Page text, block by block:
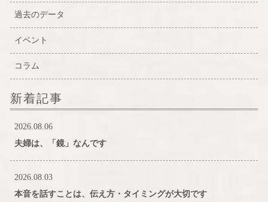
過去のデータ
イベント
コラム
新着記事
2026.08.06
夫婦は、「鏡」なんです
2026.08.03
本音を話すことは、伝え方・タイミングが大切です